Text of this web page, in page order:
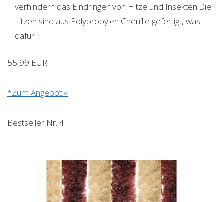
verhindern das Eindringen von Hitze und Insekten.Die
Litzen sind aus Polypropylen Chenille gefertigt, was
dafür…
55,99 EUR
*Zum Angebot »
Bestseller Nr. 4